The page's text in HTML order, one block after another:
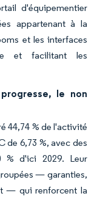
d'équipementier
appartenant à la
et les interfaces
et facilitant les
le non
44,74 % de l'activité
de 6,73 %, avec des
% d'ici 2029. Leur
— garanties,
— qui renforcent la